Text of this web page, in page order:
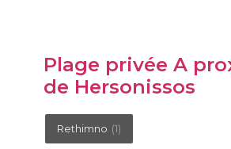
Plage privée A
de Hersonissos
Rethimno (1)